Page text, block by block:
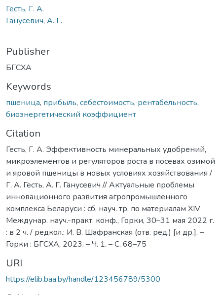
Гесть, Г. А.
Ганусевич, А. Г.
Publisher
БГСХА
Keywords
пшеница, прибыль, себестоимость, рентабельность,
биоэнергетический коэффициент
Citation
Гесть, Г. А. Эффективность минеральных удобрений,
микроэлементов и регуляторов роста в посевах озимой
и яровой пшеницы в новых условиях хозяйствования /
Г. А. Гесть, А. Г. Ганусевич // Актуальные проблемы
инновационного развития агропромышленного
комплекса Беларуси : сб. науч. тр. по материалам XIV
Междунар. науч.-практ. конф., Горки, 30–31 мая 2022 г.
: в 2 ч. / редкол.: И. В. Шафранская (отв. ред.) [и др.]. –
Горки : БГСХА, 2023. – Ч. 1. – С. 68–75
URI
https://elib.baa.by/handle/123456789/5300